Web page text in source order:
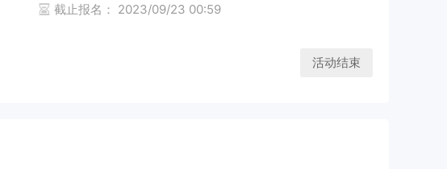
截止报名： 2023/09/23 00:59
活动结束